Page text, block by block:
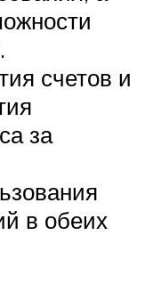
счетов и
за
в обеих